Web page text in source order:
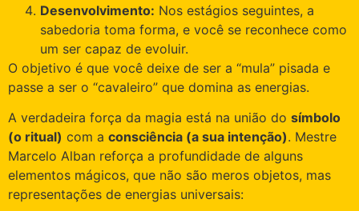
Desenvolvimento: Nos estágios seguintes, a
sabedoria toma forma, e você se reconhece como
um ser capaz de evoluir.
O objetivo é que você deixe de ser a “mula” pisada e
passe a ser o “cavaleiro” que domina as energias.
A verdadeira força da magia está na união do símbolo
(o ritual) com a consciência (a sua intenção). Mestre
Marcelo Alban reforça a profundidade de alguns
elementos mágicos, que não são meros objetos, mas
representações de energias universais: